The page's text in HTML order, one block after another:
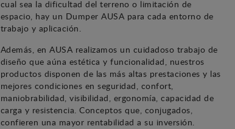
cual sea la dificultad del terreno o limitación de
espacio, hay un Dumper AUSA para cada entorno de
trabajo y aplicación.
Además, en AUSA realizamos un cuidadoso trabajo de
diseño que aúna estética y funcionalidad, nuestros
productos disponen de las más altas prestaciones y las
mejores condiciones en seguridad, confort,
maniobrabilidad, visibilidad, ergonomía, capacidad de
carga y resistencia. Conceptos que, conjugados,
confieren una mayor rentabilidad a su inversión.